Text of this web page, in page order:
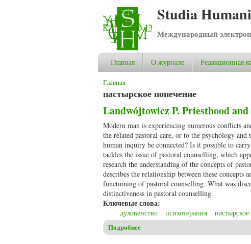
Studia
Международный
Главная О журнале Редакционная
Вы здесь
Главная
пастырское попечение
Landwójtowicz P. Priesthood
Modern man is experiencing numerous conflicts
the related pastoral care, or to the psychology
human inquiry be connected? Is it possible to
tackles the issue of pastoral counselling, which
research the understanding of the concepts of
describes the relationship between these
functioning of pastoral counselling. What was
distinctiveness in pastoral counselling.
Ключевые слова:
духовенство психотерапия
Подробнее